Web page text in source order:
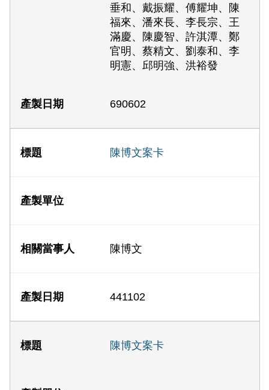
垂和、戴振耀、傅耀坤、陳
福來、潘來長、李長宗、王
滿慶、陳慶智、許淇潭、鄭
官明、蔡精文、劉泰和、李
明憲、邱明強、洪裕發
690602
陳博文案卡
陳博文
441102
陳博文案卡